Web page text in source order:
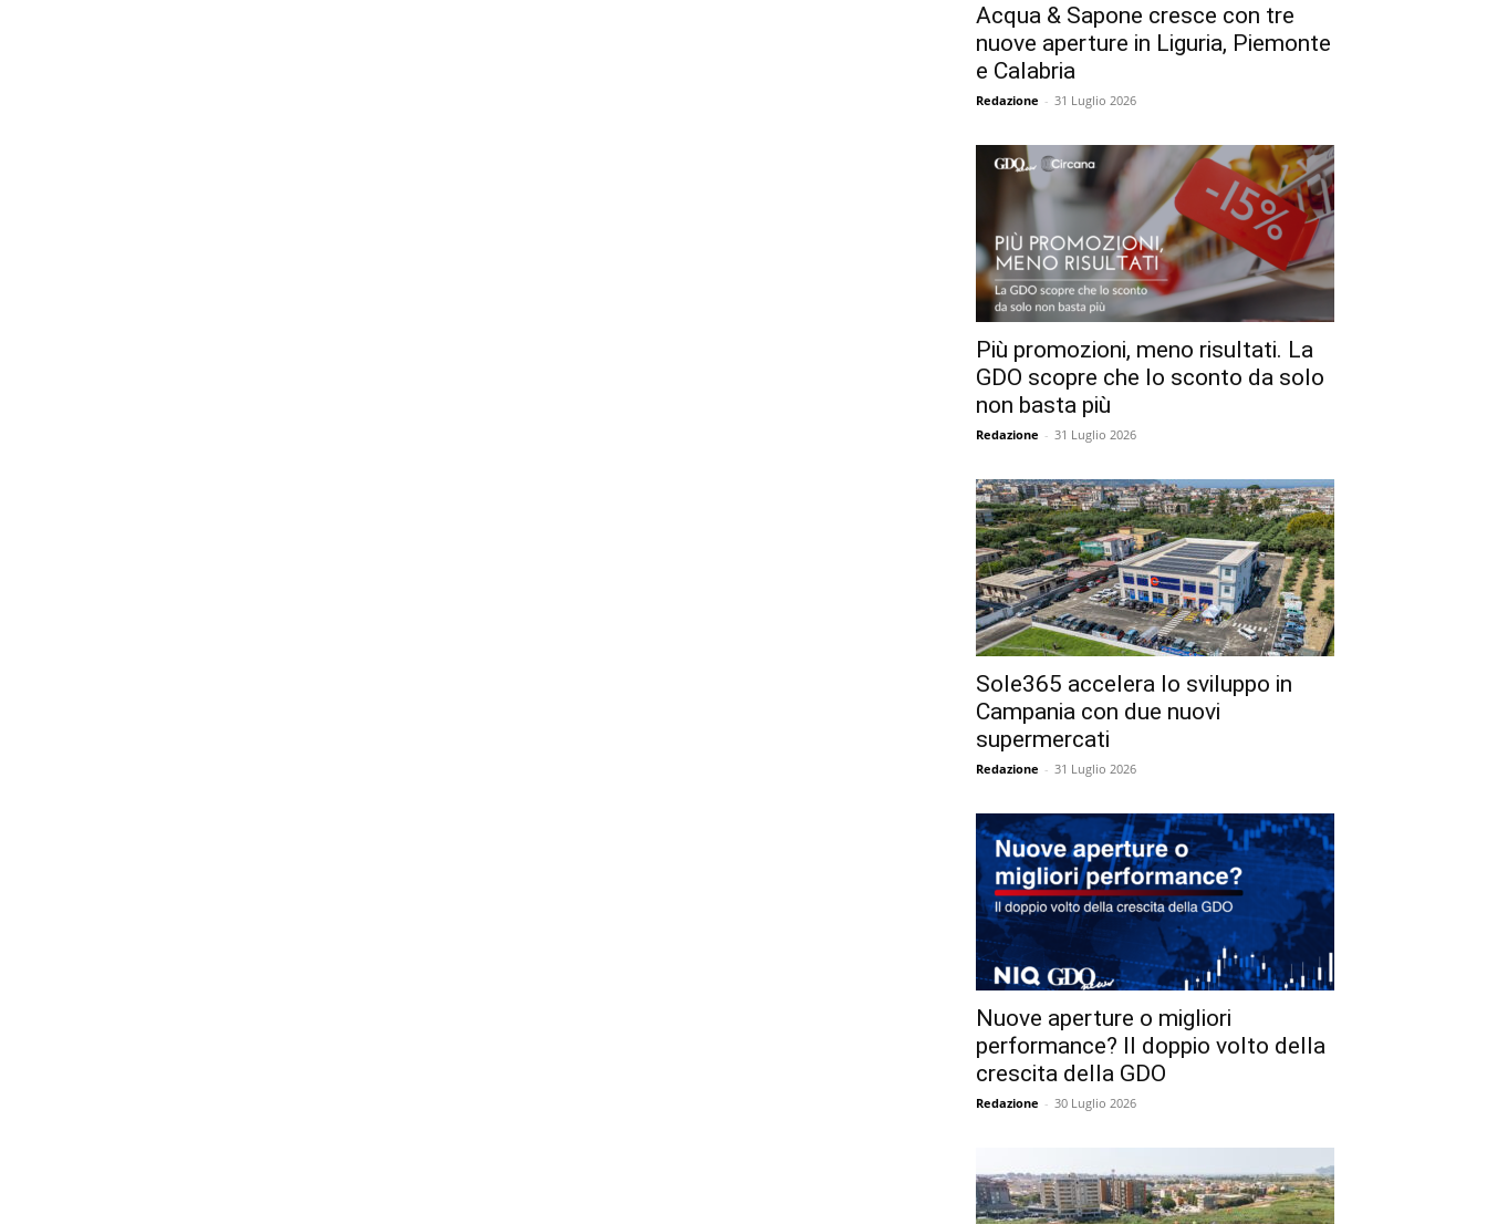
Acqua & Sapone cresce con tre
nuove aperture in Liguria, Piemonte
e Calabria
Redazione - 31 Luglio 2026
Più promozioni, meno risultati. La
GDO scopre che lo sconto da solo
non basta più
Redazione - 31 Luglio 2026
Sole365 accelera lo sviluppo in
Campania con due nuovi
supermercati
Redazione - 31 Luglio 2026
Nuove aperture o migliori
performance? Il doppio volto della
crescita della GDO
Redazione - 30 Luglio 2026